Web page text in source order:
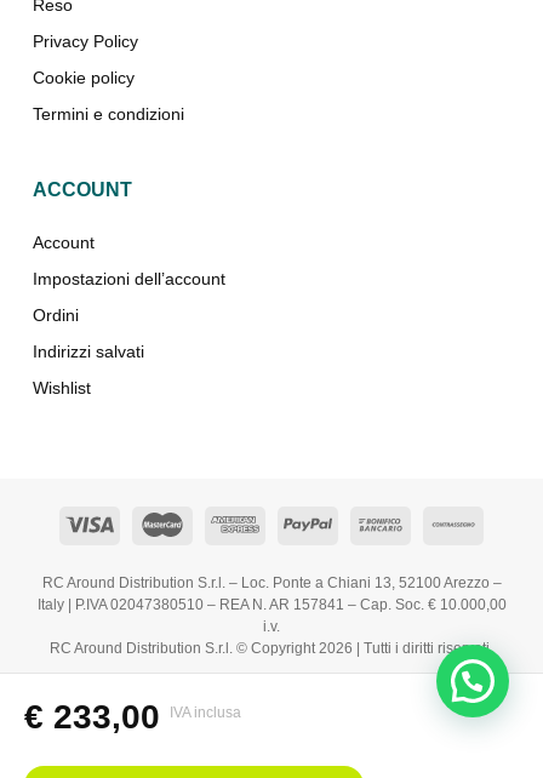
€ 233,00 IVA inclusa
Reso
Privacy Policy
Cookie policy
Termini e condizioni
ACCOUNT
Account
Impostazioni dell’account
Ordini
Indirizzi salvati
Wishlist
RC Around Distribution S.r.l. – Loc. Ponte a Chiani 13, 52100 Arezzo –
Italy | P.IVA 02047380510 – REA N. AR 157841 – Cap. Soc. € 10.000,00
i.v.
RC Around Distribution S.r.l. © Copyright 2026 | Tutti i diritti riservati.